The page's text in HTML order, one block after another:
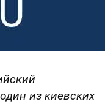
из киевских